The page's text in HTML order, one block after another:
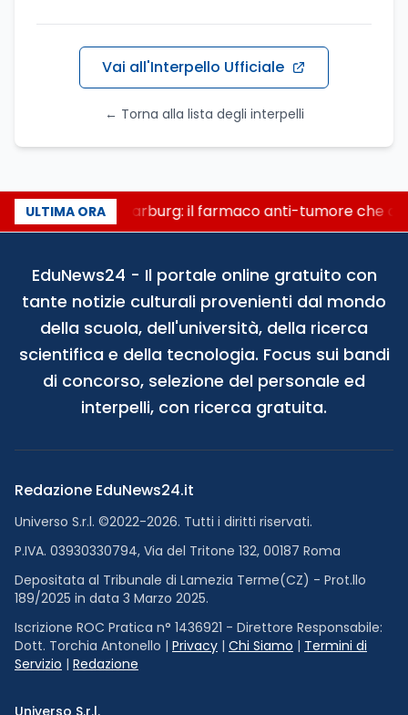
Vai all'Interpello Ufficiale
← Torna alla lista degli interpelli
ULTIMA ORA
Un secolo di Warburg: il farmaco anti-tumore che
EduNews24 - Il portale online gratuito con
tante notizie culturali provenienti dal mondo
della scuola, dell'università, della ricerca
scientifica e della tecnologia. Focus sui bandi
di concorso, selezione del personale ed
interpelli, con ricerca gratuita.
Redazione EduNews24.it
Universo S.r.l. ©2022-2026. Tutti i diritti riservati.
P.IVA. 03930330794, Via del Tritone 132, 00187 Roma
Depositata al Tribunale di Lamezia Terme(CZ) - Prot.llo
189/2025 in data 3 Marzo 2025.
Iscrizione ROC Pratica n° 1436921 - Direttore Responsabile:
Dott. Torchia Antonello | Privacy | Chi Siamo | Termini di
Servizio | Redazione
Universo S.r.l.